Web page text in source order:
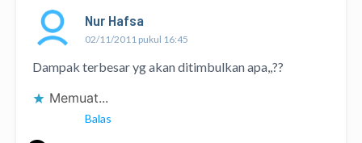
Nur Hafsa
02/11/2011 pukul 16:45
Dampak terbesar yg akan ditimbulkan apa,,??
Memuat...
Balas